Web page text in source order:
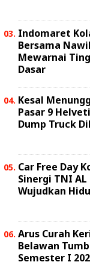
Indomaret
Bersama
Mewarnai
Dasar
Kesal
Pasar 9
Dump Truck
Car Free Day
Sinergi TNI
Wujudkan
Arus Curah
Belawan
Semester I